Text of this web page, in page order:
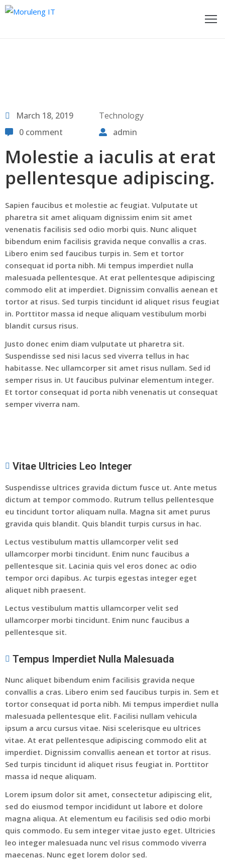
March 18, 2019
Technology
0 comment
admin
Molestie a iaculis at erat
pellentesque adipiscing.
Sapien faucibus et molestie ac feugiat. Vulputate ut
pharetra sit amet aliquam dignissim enim sit amet
venenatis facilisis sed odio morbi quis. Nunc aliquet
bibendum enim facilisis gravida neque convallis a cras.
Libero enim sed faucibus turpis in. Sem et tortor
consequat id porta nibh. Mi tempus imperdiet nulla
malesuada pellentesque. At erat pellentesque adipiscing
commodo elit at imperdiet. Dignissim convallis aenean et
tortor at risus. Sed turpis tincidunt id aliquet risus feugiat
in. Porttitor massa id neque aliquam vestibulum morbi
blandit cursus risus.
Justo donec enim diam vulputate ut pharetra sit.
Suspendisse sed nisi lacus sed viverra tellus in hac
habitasse. Nec ullamcorper sit amet risus nullam. Sed id
semper risus in. Ut faucibus pulvinar elementum integer.
Et tortor consequat id porta nibh venenatis ut consequat
semper viverra nam.
Vitae Ultricies Leo Integer
Suspendisse ultrices gravida dictum fusce ut. Ante metus
dictum at tempor commodo. Rutrum tellus pellentesque
eu tincidunt tortor aliquam nulla. Magna sit amet purus
gravida quis blandit. Quis blandit turpis cursus in hac.
Lectus vestibulum mattis ullamcorper velit sed
ullamcorper morbi tincidunt. Enim nunc faucibus a
pellentesque sit. Lacinia quis vel eros donec ac odio
tempor orci dapibus. Ac turpis egestas integer eget
aliquet nibh praesent.
Lectus vestibulum mattis ullamcorper velit sed
ullamcorper morbi tincidunt. Enim nunc faucibus a
pellentesque sit.
Tempus Imperdiet Nulla Malesuada
Nunc aliquet bibendum enim facilisis gravida neque
convallis a cras. Libero enim sed faucibus turpis in. Sem et
tortor consequat id porta nibh. Mi tempus imperdiet nulla
malesuada pellentesque elit. Facilisi nullam vehicula
ipsum a arcu cursus vitae. Nisi scelerisque eu ultrices
vitae. At erat pellentesque adipiscing commodo elit at
imperdiet. Dignissim convallis aenean et tortor at risus.
Sed turpis tincidunt id aliquet risus feugiat in. Porttitor
massa id neque aliquam.
Lorem ipsum dolor sit amet, consectetur adipiscing elit,
sed do eiusmod tempor incididunt ut labore et dolore
magna aliqua. At elementum eu facilisis sed odio morbi
quis commodo. Eu sem integer vitae justo eget. Ultricies
leo integer malesuada nunc vel risus commodo viverra
maecenas. Nunc eget lorem dolor sed.